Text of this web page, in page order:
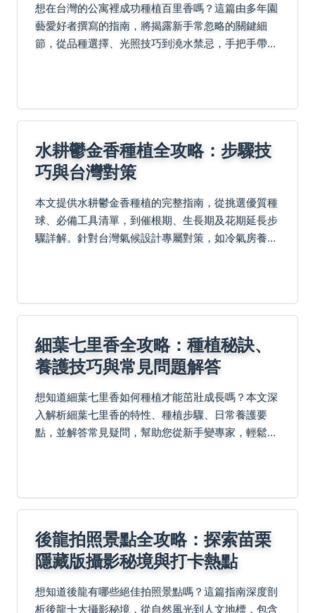
想在台灣的公寓裡成功種植百里香嗎？這篇由多年園
藝愛好者撰寫的指南，將揭露新手常忽略的關鍵細
節，從品種選擇、光照技巧到澆水禁忌，手把手帶你
水耕鬱金香種植全攻略：步驟技
巧與台灣對策
本文提供水耕鬱金香種植的完整指南，從挑選優質種
球、必備工具清單，到催根期、生長期及花期延長步
驟詳解。針對台灣氣候設計專屬對策，如冷氣房養球
細葉七里香全攻略：種植秘訣、
養護技巧與常見問題解答
想知道細葉七里香如何種植才能茁壯成長嗎？本文深
入解析細葉七里香的特性、種植步驟、日常養護要
點，並解答常見疑問，幫助您從新手變專家，輕鬆享
後龍拍照景點全攻略：探索苗栗
隱藏版攝影秘境與打卡熱點
想知道後龍有哪些絕佳拍照景點嗎？這篇指南深度剖
析後龍十大攝影秘境，從自然風光到人文地標，包含